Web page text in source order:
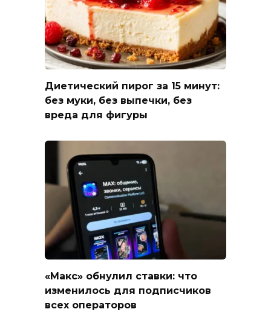
Диетический пирог за 15 минут:
без муки, без выпечки, без
вреда для фигуры
«Макс» обнулил ставки: что
изменилось для подписчиков
всех операторов